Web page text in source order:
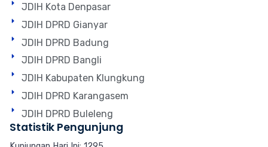
JDIH Kota Denpasar
JDIH DPRD Gianyar
JDIH DPRD Badung
JDIH DPRD Bangli
JDIH Kabupaten Klungkung
JDIH DPRD Karangasem
JDIH DPRD Buleleng
Statistik Pengunjung